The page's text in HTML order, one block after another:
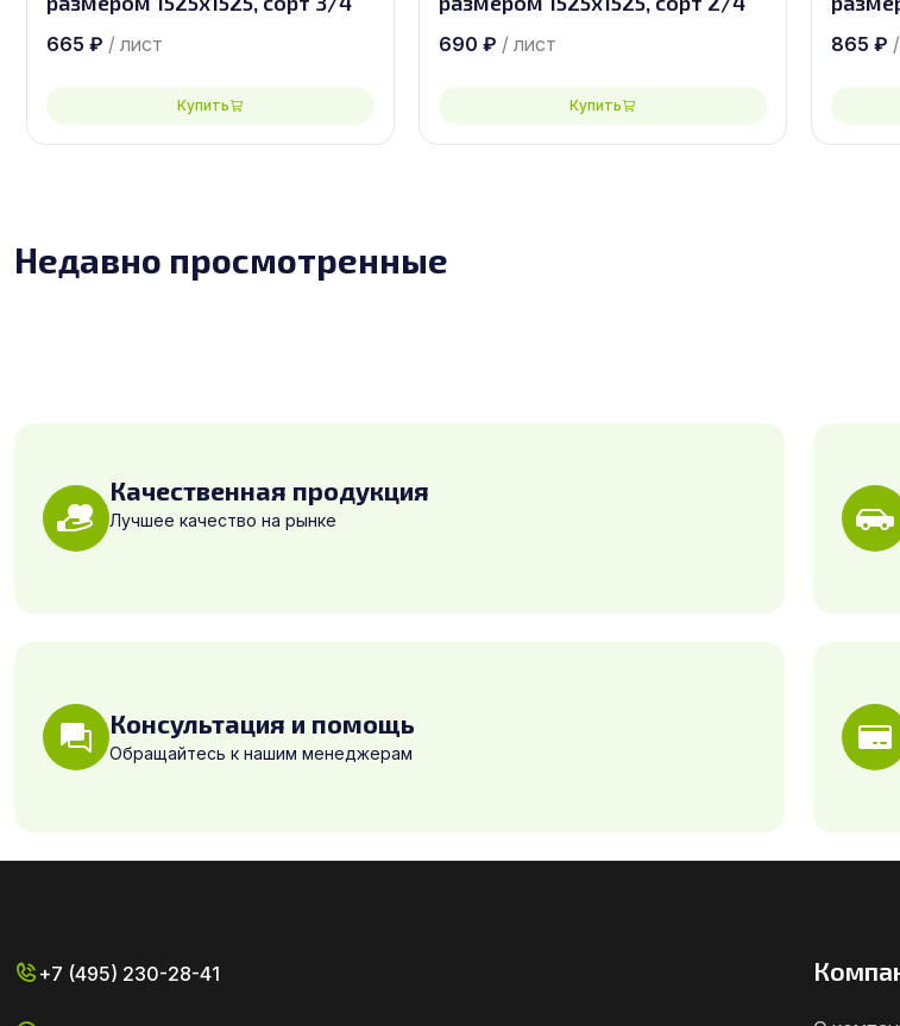
665 ₽ / лист
Купить
690 ₽ / лист
Купить
865 ₽
Недавно просмотренные
Качественная продукция
Лучшее качество на рынке
Консультация и помощь
Обращайтесь к нашим менеджерам
+7 (495) 230-28-41